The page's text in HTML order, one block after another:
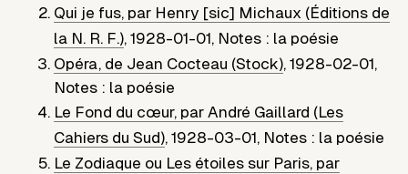
Qui je fus, par Henry [sic] Michaux (Éditions de
la N. R. F.),1928-01-01, Notes : la poésie
Opéra, de Jean Cocteau (Stock),1928-02-01,
Notes : la poésie
Le Fond du cœur, par André Gaillard (Les
Cahiers du Sud),1928-03-01, Notes : la poésie
Le Zodiaque ou Les étoiles sur Paris, par